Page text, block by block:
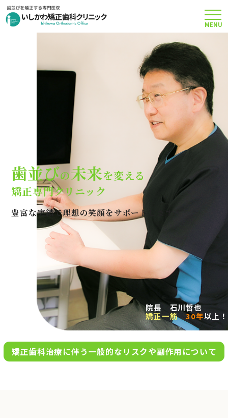
矯正治療について
当院のこだわり
費用について
クリニック案内
Q＆A
アクセス
お問い合わせ
完全
0120-695-578
MENU
歯並びの未来を変える
矯正専門クリニック
豊富な実績で理想の笑顔をサポートします
院長 石川哲也
矯正一筋
30年以上！
矯正歯科治療に伴う一般的なリスクや副作用について